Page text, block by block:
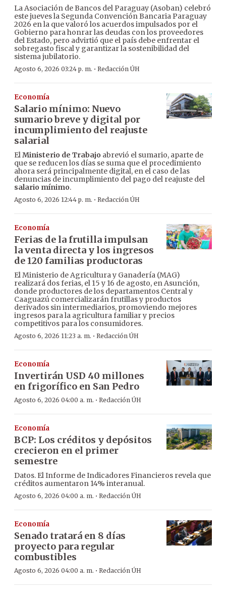
La Asociación de Bancos del Paraguay (Asoban) celebró
este jueves la Segunda Convención Bancaria Paraguay
2026 en la que valoró los acuerdos impulsados por el
Gobierno para honrar las deudas con los proveedores
del Estado, pero advirtió que el país debe enfrentar el
sobregasto fiscal y garantizar la sostenibilidad del
sistema jubilatorio.
Agosto 6, 2026 03:24 p. m. · Redacción ÚH
Economía
Salario mínimo: Nuevo
sumario breve y digital por
incumplimiento del reajuste
salarial
ElMinisterio de Trabajo abrevió el sumario, aparte de
que se reducen los días se suma que el procedimiento
ahora será principalmente digital, en el caso de las
denuncias de incumplimiento del pago del reajuste del
salario mínimo.
Agosto 6, 2026 12:44 p. m. · Redacción ÚH
Economía
Ferias de la frutilla impulsan
la venta directa y los ingresos
de 120 familias productoras
El Ministerio de Agricultura y Ganadería (MAG)
realizará dos ferias, el 15 y 16 de agosto, en Asunción,
donde productores de los departamentos Central y
Caaguazú comercializarán frutillas y productos
derivados sin intermediarios, promoviendo mejores
ingresos para la agricultura familiar y precios
competitivos para los consumidores.
Agosto 6, 2026 11:23 a. m. · Redacción ÚH
Economía
Invertirán USD 40 millones
en frigorífico en San Pedro
Agosto 6, 2026 04:00 a. m. · Redacción ÚH
Economía
BCP: Los créditos y depósitos
crecieron en el primer
semestre
Datos. El Informe de Indicadores Financieros revela que
créditos aumentaron 14% interanual.
Agosto 6, 2026 04:00 a. m. · Redacción ÚH
Economía
Senado tratará en 8 días
proyecto para regular
combustibles
Agosto 6, 2026 04:00 a. m. · Redacción ÚH